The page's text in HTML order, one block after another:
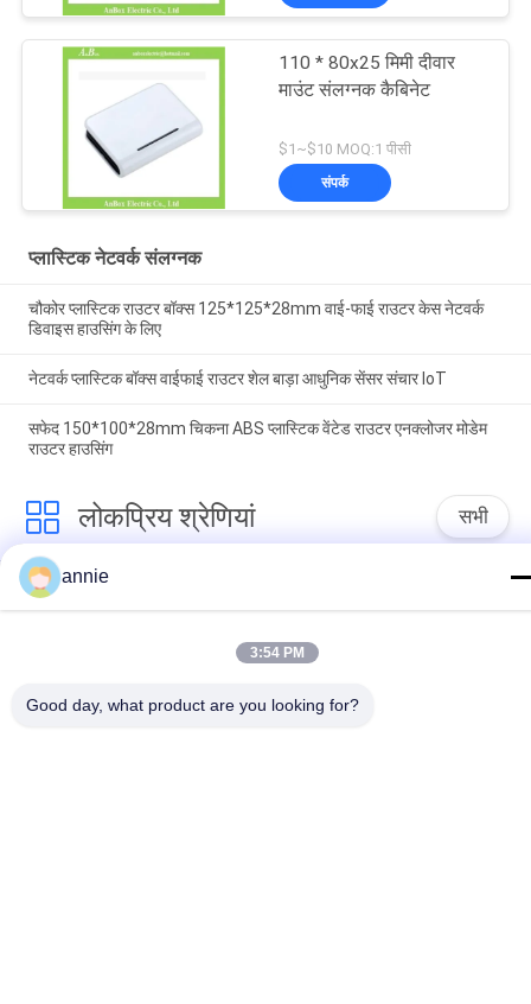
110 * 80x25 मिमी दीवार
माउंट संलग्नक कैबिनेट
$1~$10 MOQ:1 पीसी
संपर्क
प्लास्टिक नेटवर्क संलग्नक
चौकोर प्लास्टिक राउटर बॉक्स 125*125*28mm वाई-फाई राउटर केस नेटवर्क
डिवाइस हाउसिंग के लिए
नेटवर्क प्लास्टिक बॉक्स वाईफाई राउटर शेल बाड़ा आधुनिक सेंसर संचार IoT
सफेद 150*100*28mm चिकना ABS प्लास्टिक वेंटेड राउटर एनक्लोजर मोडेम
राउटर हाउसिंग
लोकप्रिय श्रेणियां सभी
ABS संलग्नक बॉक्स
संलग्नक बॉक्स
स्पष्ट ढक्कन संलग्नक
annie
3:54 PM
Good day, what product are you looking for?